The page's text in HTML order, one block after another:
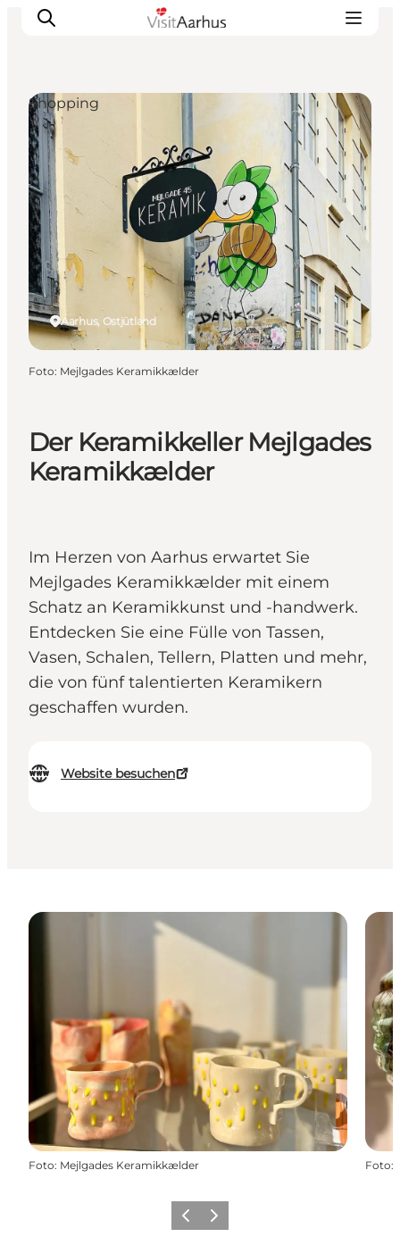
Sehen und erleben
Veranstaltungen
Städte und Regionen
Reiseplanung
Transport
Der Keramikkeller Mejlgades
Keramikkælder
Im Herzen von Aarhus erwartet Sie
Mejlgades Keramikkælder mit einem
Schatz an Keramikkunst und -handwerk.
Entdecken Sie eine Fülle von Tassen,
Vasen, Schalen, Tellern, Platten und mehr,
die von fünf talentierten Keramikern
geschaffen wurden.
Website besuchen
Aarhus, Ostjütland
Shopping
Foto: Mejlgades Keramikkælder
Foto: Mejlgades Keramikkælder Foto:
ZurückWeiter